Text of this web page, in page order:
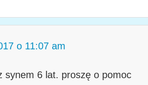
o 11:07 am
synem 6 lat. proszę o pomoc